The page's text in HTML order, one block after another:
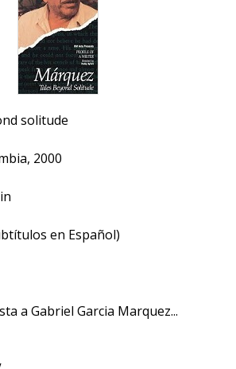
solitude
2000
en Español)
a Gabriel Garcia Marquez...